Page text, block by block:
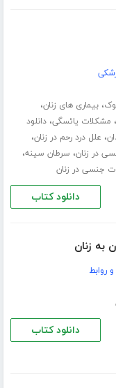
،بیماری های زنان،
، مشکلات یائسگی،دانلود
، علل درد رحم در زنان،
در زنان، سرطان سینه،
جنسی در زنان
دانلود کتاب
به زنان
روابط
دانلود کتاب